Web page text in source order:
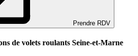
Prendre RDV
de volets roulants Seine-et-Marne